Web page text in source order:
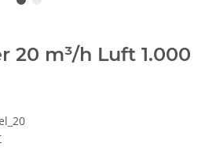
20 m³/h Luft 1.000